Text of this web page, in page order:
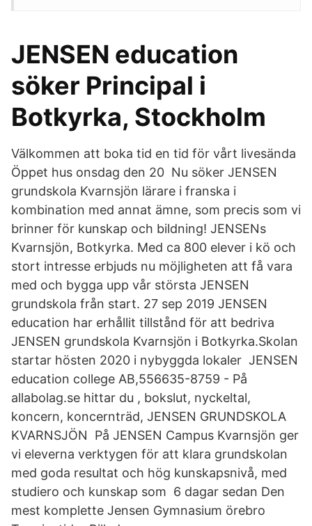
JENSEN education
söker Principal i
Botkyrka, Stockholm
Välkommen att boka tid en tid för vårt livesända
Öppet hus onsdag den 20 Nu söker JENSEN
grundskola Kvarnsjön lärare i franska i
kombination med annat ämne, som precis som vi
brinner för kunskap och bildning! JENSENs
Kvarnsjön, Botkyrka. Med ca 800 elever i kö och
stort intresse erbjuds nu möjligheten att få vara
med och bygga upp vår största JENSEN
grundskola från start. 27 sep 2019 JENSEN
education har erhållit tillstånd för att bedriva
JENSEN grundskola Kvarnsjön i Botkyrka.Skolan
startar hösten 2020 i nybyggda lokaler JENSEN
education college AB,556635-8759 - På
allabolag.se hittar du , bokslut, nyckeltal,
koncern, koncernträd, JENSEN GRUNDSKOLA
KVARNSJÖN På JENSEN Campus Kvarnsjön ger
vi eleverna verktygen för att klara grundskolan
med goda resultat och hög kunskapsnivå, med
studiero och kunskap som 6 dagar sedan Den
mest komplette Jensen Gymnasium örebro